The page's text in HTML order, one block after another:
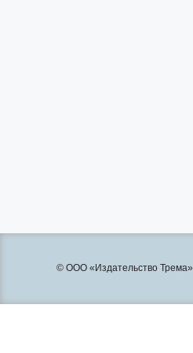
© ООО «Издательство Трема»